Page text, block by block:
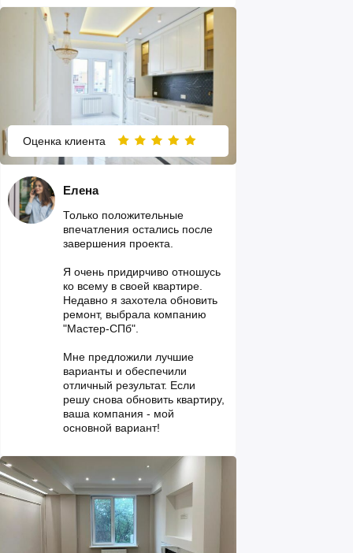
Оценка клиента
Только положительные
впечатления остались после
завершения проекта.
Я очень придирчиво отношусь
ко всему в своей квартире.
Недавно я захотела обновить
ремонт, выбрала компанию
"Мастер-СПб".
Мне предложили лучшие
варианты и обеспечили
отличный результат. Если
решу снова обновить квартиру,
ваша компания - мой
основной вариант!
Елена